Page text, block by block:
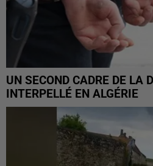
UN SECOND CADRE DE LA
INTERPELLÉ EN ALGÉRIE